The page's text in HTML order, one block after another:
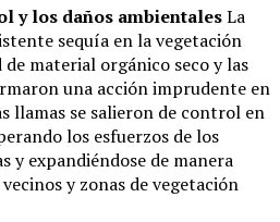
y los daños ambientalesLa
sequía en la vegetación
material orgánico seco y las
una acción imprudente en
llamas se salieron de control en
los esfuerzos de los
y expandiéndose de manera
y zonas de vegetación